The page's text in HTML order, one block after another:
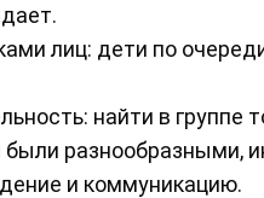
лиц: дети по
найти в группе
разнообразными,
и коммуникацию.